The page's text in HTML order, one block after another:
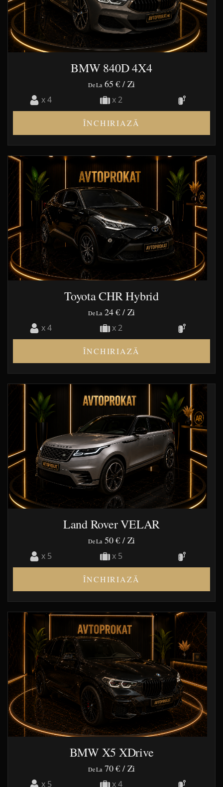
BMW 840D 4X4
De La65 € / Zi
x 4 x 2
ÎNCHIRIAZĂ
Toyota CHR Hybrid
De La24 € / Zi
x 4 x 2
ÎNCHIRIAZĂ
Land Rover VELAR
De La50 € / Zi
x 5 x 5
ÎNCHIRIAZĂ
BMW X5 XDrive
De La70 € / Zi
x 5 x 4